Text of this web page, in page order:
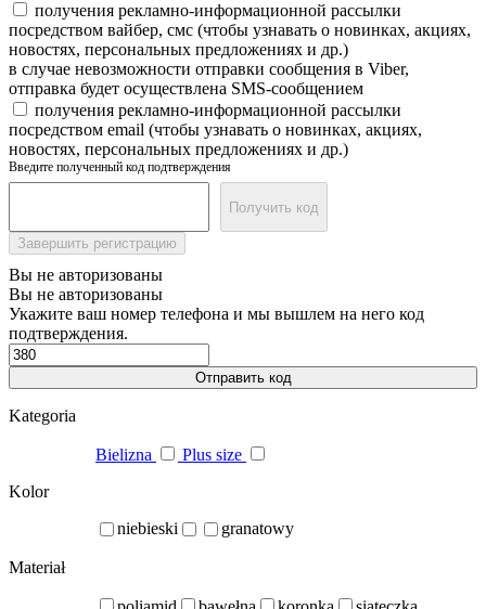
получения рекламно-информационной рассылки
посредством вайбер, смс (чтобы узнавать о новинках, акциях,
новостях, персональных предложениях и др.)
в случае невозможности отправки сообщения в Viber,
отправка будет осуществлена SMS-сообщением
получения рекламно-информационной рассылки
посредством email (чтобы узнавать о новинках, акциях,
новостях, персональных предложениях и др.)
Введите полученный код подтверждения
Получить код
Завершить регистрацию
Вы не авторизованы
Вы не авторизованы
Укажите ваш номер телефона и мы вышлем на него код
подтверждения.
Отправить код
Kategoria
Bielizna
Plus size
Kolor
niebieski
granatowy
Materiał